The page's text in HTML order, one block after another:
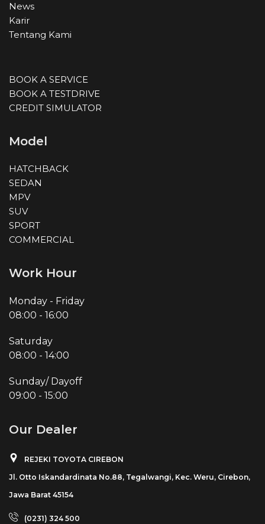
News
Karir
Tentang Kami
BOOK A SERVICE
BOOK A TESTDRIVE
CREDIT SIMULATOR
Model
HATCHBACK
SEDAN
MPV
SUV
SPORT
COMMERCIAL
Work Hour
Monday - Friday
08:00 - 16:00
Saturday
08:00 - 14:00
Sunday/ Dayoff
09:00 - 15:00
Our Dealer
REJEKI TOYOTA CIREBON
Jl. Otto Iskandardinata No.88, Tegalwangi, Kec. Weru, Cirebon,
Jawa Barat 45154
(0231) 324 500